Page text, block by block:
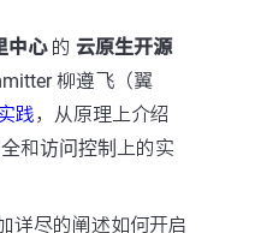
中心的 云原生开源
柳遵飞（翼
践，从原理上介绍
和访问控制 上的实
详尽的阐述如何开启